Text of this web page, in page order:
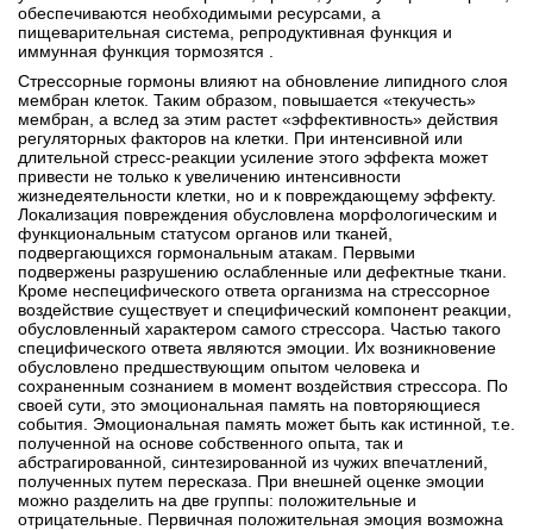
обеспечиваются необходимыми ресурсами, а
пищеварительная система, репродуктивная функция и
иммунная функция тормозятся .
Стрессорные гормоны влияют на обновление липидного слоя
мембран клеток. Таким образом, повышается «текучесть»
мембран, а вслед за этим растет «эффективность» действия
регуляторных факторов на клетки. При интенсивной или
длительной стресс-реакции усиление этого эффекта может
привести не только к увеличению интенсивности
жизнедеятельности клетки, но и к повреждающему эффекту.
Локализация повреждения обусловлена морфологическим и
функциональным статусом органов или тканей,
подвергающихся гормональным атакам. Первыми
подвержены разрушению ослабленные или дефектные ткани.
Кроме неспецифического ответа организма на стрессорное
воздействие существует и специфический компонент реакции,
обусловленный характером самого стрессора. Частью такого
специфического ответа являются эмоции. Их возникновение
обусловлено предшествующим опытом человека и
сохраненным сознанием в момент воздействия стрессора. По
своей сути, это эмоциональная память на повторяющиеся
события. Эмоциональная память может быть как истинной, т.е.
полученной на основе собственного опыта, так и
абстрагированной, синтезированной из чужих впечатлений,
полученных путем пересказа. При внешней оценке эмоции
можно разделить на две группы: положительные и
отрицательные. Первичная положительная эмоция возможна